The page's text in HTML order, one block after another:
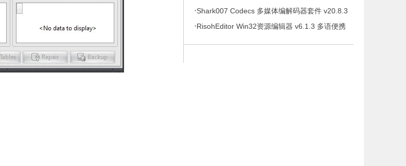
·Shark007 Codecs 多媒体编解码器套件 v20.8.3
绿色版
·RisohEditor Win32资源编辑器 v6.1.3 多语便携